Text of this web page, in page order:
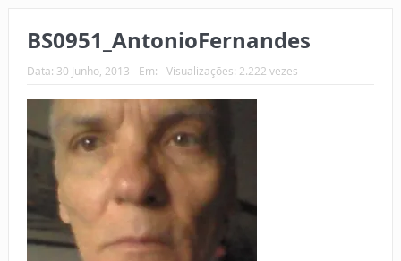
BS0951_AntonioFernandes
Data: 30 Junho, 2013 Em: Visualizações: 2.222 vezes